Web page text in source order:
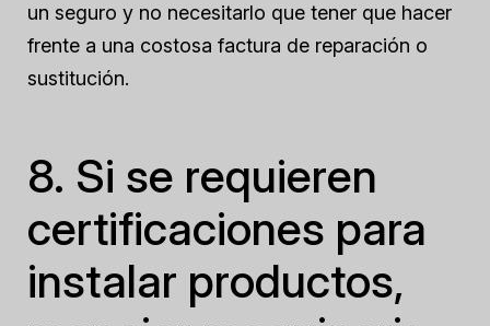
un seguro y no necesitarlo que tener que hacer
frente a una costosa factura de reparación o
sustitución.
8. Si se requieren
certificaciones para
instalar productos,